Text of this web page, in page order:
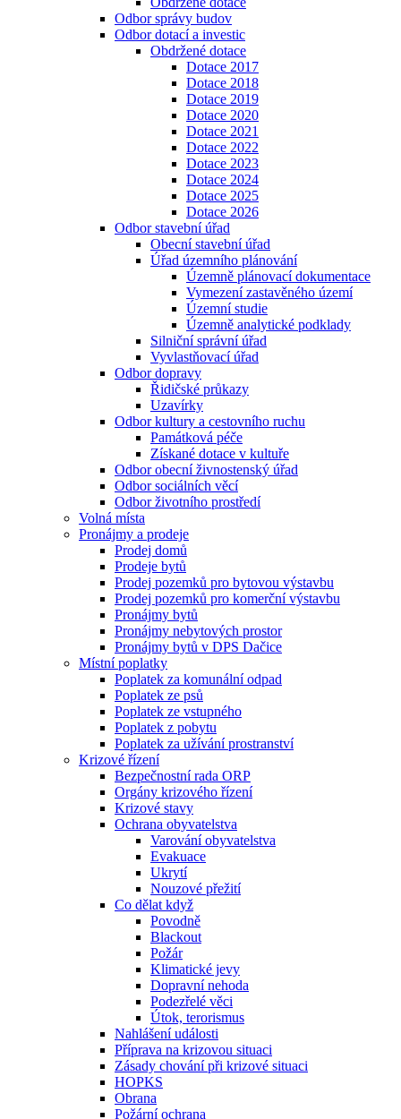
Odbor správy budov
Odbor dotací a investic
Obdržené dotace
Dotace 2017
Dotace 2018
Dotace 2019
Dotace 2020
Dotace 2021
Dotace 2022
Dotace 2023
Dotace 2024
Dotace 2025
Dotace 2026
Odbor stavební úřad
Obecní stavební úřad
Úřad územního plánování
Územně plánovací dokumentace
Vymezení zastavěného území
Územní studie
Územně analytické podklady
Silniční správní úřad
Vyvlastňovací úřad
Odbor dopravy
Řidičské průkazy
Uzavírky
Odbor kultury a cestovního ruchu
Památková péče
Získané dotace v kultuře
Odbor obecní živnostenský úřad
Odbor sociálních věcí
Odbor životního prostředí
Volná místa
Pronájmy a prodeje
Prodej domů
Prodeje bytů
Prodej pozemků pro bytovou výstavbu
Prodej pozemků pro komerční výstavbu
Pronájmy bytů
Pronájmy nebytových prostor
Pronájmy bytů v DPS Dačice
Místní poplatky
Poplatek za komunální odpad
Poplatek ze psů
Poplatek ze vstupného
Poplatek z pobytu
Poplatek za užívání prostranství
Krizové řízení
Bezpečnostní rada ORP
Orgány krizového řízení
Krizové stavy
Ochrana obyvatelstva
Varování obyvatelstva
Evakuace
Ukrytí
Nouzové přežití
Co dělat když
Povodně
Blackout
Požár
Klimatické jevy
Dopravní nehoda
Podezřelé věci
Útok, terorismus
Nahlášení události
Příprava na krizovou situaci
Zásady chování při krizové situaci
HOPKS
Obrana
Požární ochrana